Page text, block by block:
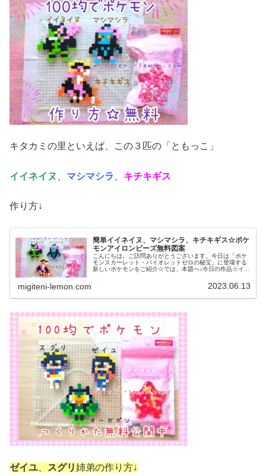
キタカミの里といえば、この３匹の「ともっこ」
イイネイヌ マシマシラ キチキギス
作り方↓
簡単イイネイヌ、マシマシラ、キチキギス☆ポケ
モンアイロンビーズ無料図案
こんにちは。ご訪問ありがとうございます。今日は「ポケ
モンスカーレット・バイオレットゼロの秘宝」に登場する
新しいポケモンをご紹介☆では、本題へ↓今日の作品☆イイ
migiteni-lemon.com 2023.06.13
ゼイユ スグリ姉弟の作り方↓